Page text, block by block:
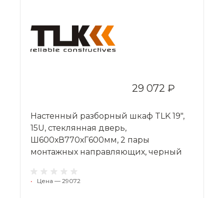
29 072 ₽
Настенный разборный шкаф TLK 19",
15U, стеклянная дверь,
Ш600хВ770хГ600мм, 2 пары
монтажных направляющих, черный
• Цена — 29072